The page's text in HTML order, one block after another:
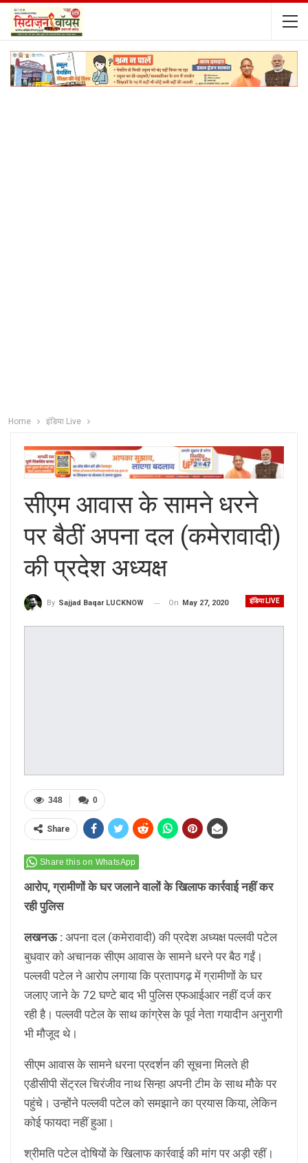
Home इंडिया Live
सीएम आवास के सामने धरने
पर बैठीं अपना दल (कमेरावादी)
की प्रदेश अध्यक्ष
इंडिया LIVE
By Sajjad Baqar LUCKNOW On May 27, 2020
0
348
Share
Share this on WhatsApp
आरोप, ग्रामीणों के घर जलाने वालों के खिलाफ कार्रवाई नहीं कर
रही पुलिस
लखनऊ : अपना दल (कमेरावादी) की प्रदेश अध्यक्ष पल्लवी पटेल
बुधवार को अचानक सीएम आवास के सामने धरने पर बैठ गईं।
पल्लवी पटेल ने आरोप लगाया कि प्रतापगढ़ में ग्रामीणों के घर
जलाए जाने के 72 घण्टे बाद भी पुलिस एफआईआर नहीं दर्ज कर
रही है। पल्लवी पटेल के साथ कांग्रेस के पूर्व नेता गयादीन अनुरागी
भी मौजूद थे।
सीएम आवास के सामने धरना प्रदर्शन की सूचना मिलते ही
एडीसीपी सेंट्रल चिरंजीव नाथ सिन्हा अपनी टीम के साथ मौके पर
पहुंचे। उन्होंने पल्लवी पटेल को समझाने का प्रयास किया, लेकिन
कोई फायदा नहीं हुआ।
श्रीमति पटेल दोषियों के खिलाफ कार्रवाई की मांग पर अड़ी रहीं।